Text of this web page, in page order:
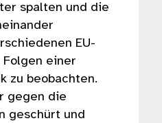
spalten und die
EU-
einer
zu beobachten.
gegen die
geschürt und